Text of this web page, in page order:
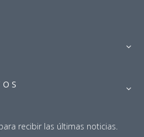
recibir las últimas noticias.